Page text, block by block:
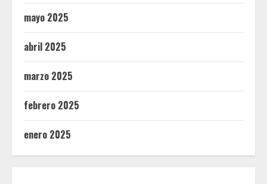
mayo 2025
abril 2025
marzo 2025
febrero 2025
enero 2025